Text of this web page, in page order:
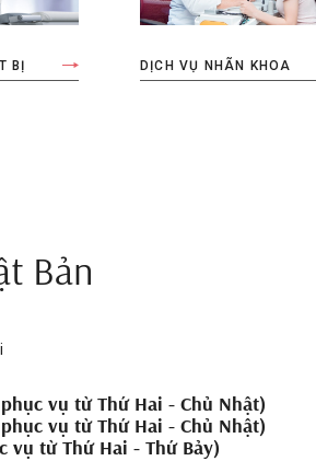
BỊ DỊCH VỤ NHÃN KHOA
Bản
vụ từ Thứ Hai - Chủ Nhật)
vụ từ Thứ Hai - Chủ Nhật)
vụ từ Thứ Hai - Thứ Bảy)